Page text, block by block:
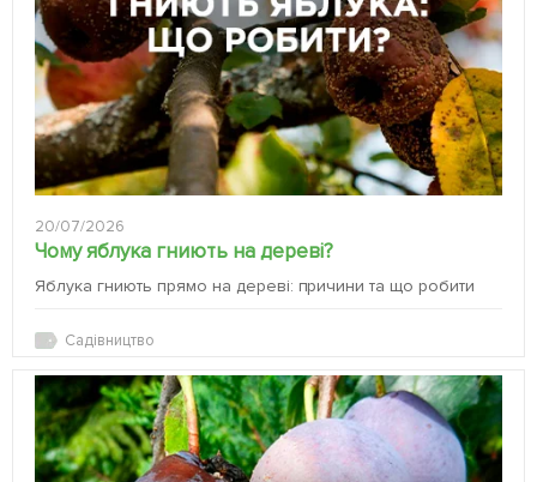
20/07/2026
Чому яблука гниють на дереві?
Яблука гниють прямо на дереві: причини та що робити
Садівництво